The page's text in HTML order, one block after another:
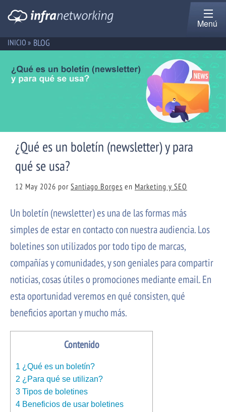
Menú
INICIO » BLOG
¿Qué es un boletín (newsletter) y para
qué se usa?
12 May 2026 por Santiago Borges en Marketing y SEO
Un boletín (newsletter) es una de las formas más
simples de estar en contacto con nuestra audiencia. Los
boletines son utilizados por todo tipo de marcas,
compañías y comunidades, y son geniales para compartir
noticias, cosas útiles o promociones mediante email. En
esta oportunidad veremos en qué consisten, qué
beneficios aportan y mucho más.
Contenido
1 ¿Qué es un boletín?
2 ¿Para qué se utilizan?
3 Tipos de boletines
4 Beneficios de usar boletines